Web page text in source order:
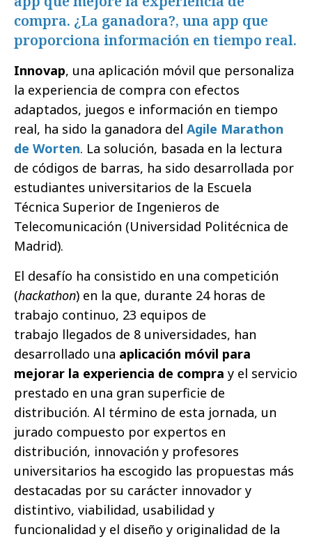
compra. ¿La ganadora?, una app que
proporciona información en tiempo real.
Innovap, una aplicación móvil que personaliza
la experiencia de compra con efectos
adaptados, juegos e información en tiempo
real, ha sido la ganadora del Agile Marathon
de Worten. La solución, basada en la lectura
de códigos de barras, ha sido desarrollada por
estudiantes universitarios de la Escuela
Técnica Superior de Ingenieros de
Telecomunicación (Universidad Politécnica de
Madrid).
El desafío ha consistido en una competición
(hackathon) en la que, durante 24 horas de
trabajo continuo, 23 equipos de
trabajo llegados de 8 universidades, han
desarrollado una aplicación móvil para
mejorar la experiencia de compra y el servicio
prestado en una gran superficie de
distribución. Al término de esta jornada, un
jurado compuesto por expertos en
distribución, innovación y profesores
universitarios ha escogido las propuestas más
destacadas por su carácter innovador y
distintivo, viabilidad, usabilidad y
funcionalidad y el diseño y originalidad de la